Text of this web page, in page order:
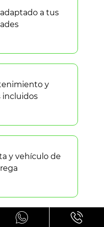
a tus
y
incluidos
y vehículo de